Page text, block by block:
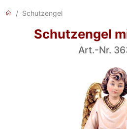
Schutzengel
Schutzengel
Art.-Nr.